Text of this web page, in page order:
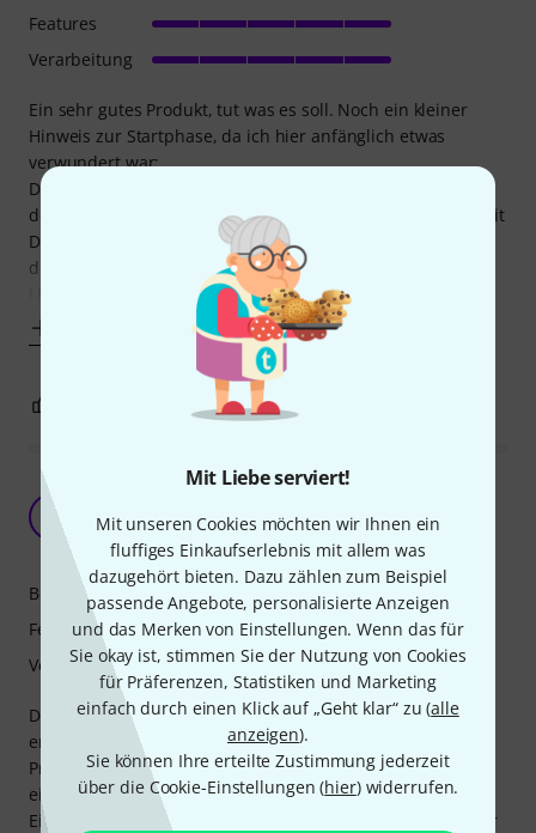
Mit Liebe serviert!
Mit unseren Cookies möchten wir Ihnen ein
fluffiges Einkaufserlebnis mit allem was
dazugehört bieten. Dazu zählen zum Beispiel
passende Angebote, personalisierte Anzeigen
und das Merken von Einstellungen. Wenn das für
Sie okay ist, stimmen Sie der Nutzung von Cookies
für Präferenzen, Statistiken und Marketing
einfach durch einen Klick auf „Geht klar“ zu (alle
anzeigen).
Sie können Ihre erteilte Zustimmung jederzeit
über die Cookie-Einstellungen (hier) widerrufen.
Ein sehr gutes Produkt, tut was es soll. Noch ein kleiner
Hinweis zur Startphase, da ich hier anfänglich etwas
verwundert war:
Direkt nach dem Einschalten leuchten potentiell nicht alle
der LEDs auf (hier: nur die oberen 6). Nach Rücksprache mit
Doepfer ist dies aber korrekt, da während der Startphase
die Konfiguration der Jumper auf der Rückseite über die
Features
Verarbeitung
BEWERTUNG MELDEN
T
Flexibles Modul zur Erzeugung von Gate- und
Trigger-Signalen
thoherr 24.12.2022
Die Möglichkeit sowohl Gate- als auch Trigger-Signale zu
erzeugen sowie die Teilung durch natürliche Zahlen,
Primzahlen und Zweierpotenzen machen das Modul zu
einem unverzichtbaren Helfer für alle Rhythmus-Patches.
Einziger Wermutstropfen ist, dass bei meinem Modul einer
Bedienung
Features
Verarbeitung